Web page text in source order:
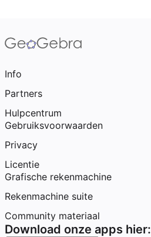
Info
Partners
Hulpcentrum
Gebruiksvoorwaarden
Privacy
Licentie
Grafische rekenmachine
Rekenmachine suite
Community materiaal
Download onze apps hier: